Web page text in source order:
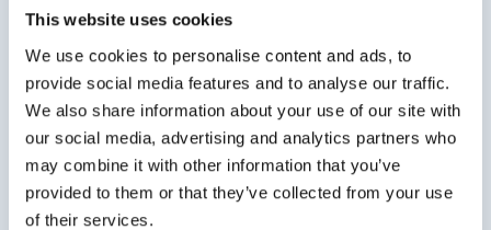
This website uses cookies
We use cookies to personalise content and ads, to
provide social media features and to analyse our traffic.
We also share information about your use of our site with
our social media, advertising and analytics partners who
may combine it with other information that you’ve
provided to them or that they’ve collected from your use
of their services.
Levering op rekening mogelijk. Neem contact met ons op
voor een offerte of bestel op rekening via de webshop.
Vragen?
Contact via info@medi-sense.nl of +31 (0)6 27899756